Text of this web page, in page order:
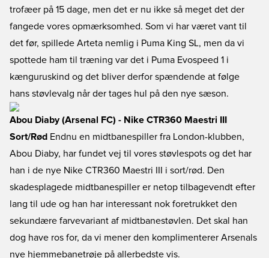
trofæer på 15 dage, men det er nu ikke så meget det der
fangede vores opmærksomhed. Som vi har været vant til
det før, spillede Arteta nemlig i Puma King SL, men da vi
spottede ham til træning var det i Puma Evospeed 1 i
kænguruskind og det bliver derfor spændende at følge
hans støvlevalg når der tages hul på den nye sæson.
Abou Diaby (Arsenal FC) - Nike CTR360 Maestri III
Sort/Rød Endnu en midtbanespiller fra London-klubben,
Abou Diaby, har fundet vej til vores støvlespots og det har
han i de nye Nike CTR360 Maestri III i sort/rød. Den
skadesplagede midtbanespiller er netop tilbagevendt efter
lang til ude og han har interessant nok foretrukket den
sekundære farvevariant af midtbanestøvlen. Det skal han
dog have ros for, da vi mener den komplimenterer Arsenals
nye hjemmebanetrøje på allerbedste vis.